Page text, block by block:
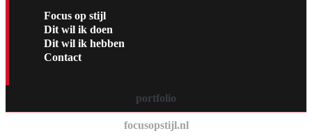
Focus op stijl
Dit wil ik doen
Dit wil ik hebben
Contact
portfolio
focusopstijl.nl